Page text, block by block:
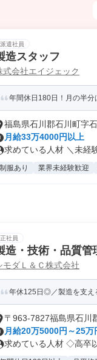
派遣社員
造スタッフ
式会社エイジェック
年間休日180日！月の半
福島県石川郡石川町字
月給33万4000円以上
求めている人材 ＼未経
制服あり 業界未経験歓迎
正社員
造・技術・品質管
モダＬ＆Ｃ株式会社
年休125日◎／製造を支え
〒963-7827福島県石川
月給20万5000円～25万
求めている人材 ◇高卒